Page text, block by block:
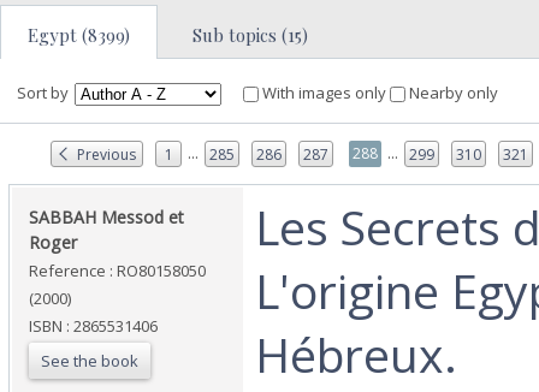
Egypt (8399) Sub topics (15)
Sort by With images only Nearby only
Previous 1 ... 285 286 287 288 ... 299 310 321
‎SABBAH Messod et
Roger‎
Reference : RO80158050
(2000)
ISBN : 2865531406
See the book
‎Les Secrets
L'origine
Hébreux.‎